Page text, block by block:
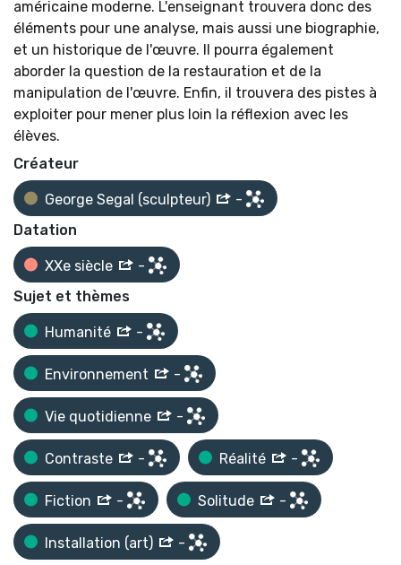
américaine moderne. L'enseignant trouvera donc des
éléments pour une analyse, mais aussi une biographie,
et un historique de l'œuvre. Il pourra également
aborder la question de la restauration et de la
manipulation de l'œuvre. Enfin, il trouvera des pistes à
exploiter pour mener plus loin la réflexion avec les
élèves.
Créateur
George Segal (sculpteur)
-
Datation
XXe siècle
-
Sujet et thèmes
Humanité -
Environnement -
Vie quotidienne -
Contraste - Réalité -
Fiction - Solitude -
Installation (art) -